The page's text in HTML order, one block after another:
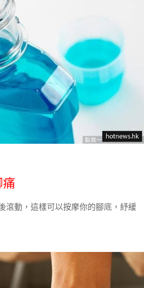
痛
滾動，這樣可以按摩你的腳底，紓緩